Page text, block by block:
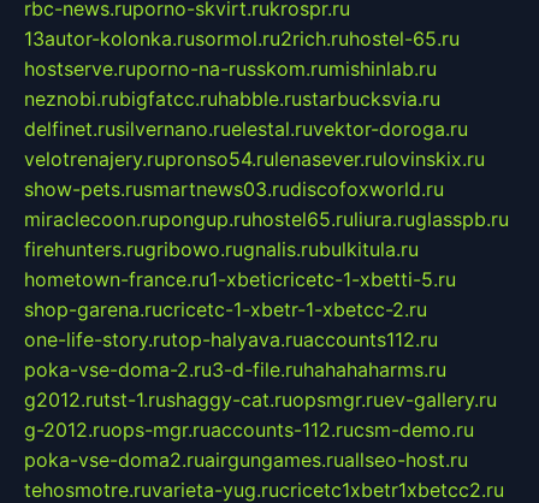
rbc-news.ruporno-skvirt.rukrospr.ru
13autor-kolonka.rusormol.ru2rich.ruhostel-65.ru
hostserve.ruporno-na-russkom.rumishinlab.ru
neznobi.rubigfatcc.ruhabble.rustarbucksvia.ru
delfinet.rusilvernano.ruelestal.ruvektor-doroga.ru
velotrenajery.rupronso54.rulenasever.rulovinskix.ru
show-pets.rusmartnews03.rudiscofoxworld.ru
miraclecoon.rupongup.ruhostel65.ruliura.ruglasspb.ru
firehunters.rugribowo.rugnalis.rubulkitula.ru
hometown-france.ru1-xbeticricetc-1-xbetti-5.ru
shop-garena.rucricetc-1-xbetr-1-xbetcc-2.ru
one-life-story.rutop-halyava.ruaccounts112.ru
poka-vse-doma-2.ru3-d-file.ruhahahaharms.ru
g2012.rutst-1.rushaggy-cat.ruopsmgr.ruev-gallery.ru
g-2012.ruops-mgr.ruaccounts-112.rucsm-demo.ru
poka-vse-doma2.ruairgungames.ruallseo-host.ru
tehosmotre.ruvarieta-yug.rucricetc1xbetr1xbetcc2.ru